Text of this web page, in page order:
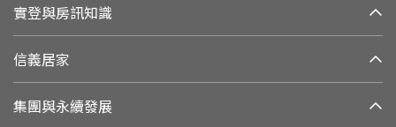
實登與房訊知識
信義居家
集團與永續發展